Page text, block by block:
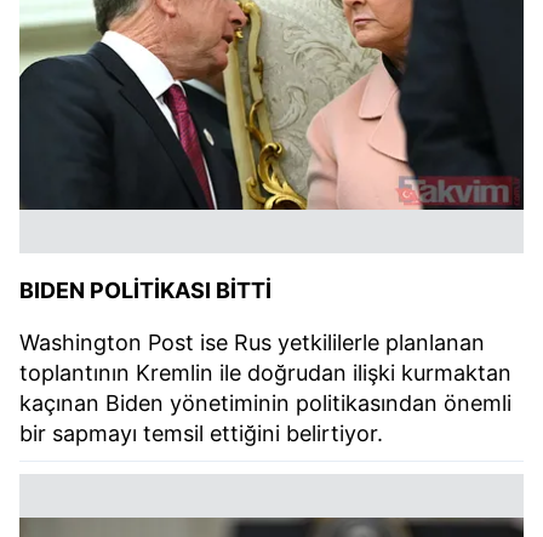
BIDEN POLİTİKASI BİTTİ
Washington Post ise Rus yetkililerle planlanan
toplantının Kremlin ile doğrudan ilişki kurmaktan
kaçınan Biden yönetiminin politikasından önemli
bir sapmayı temsil ettiğini belirtiyor.